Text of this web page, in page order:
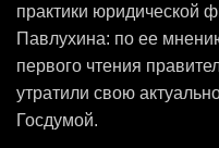
практики
Павлухина: по ее
первого чтения
утратили свою
Госдумой.